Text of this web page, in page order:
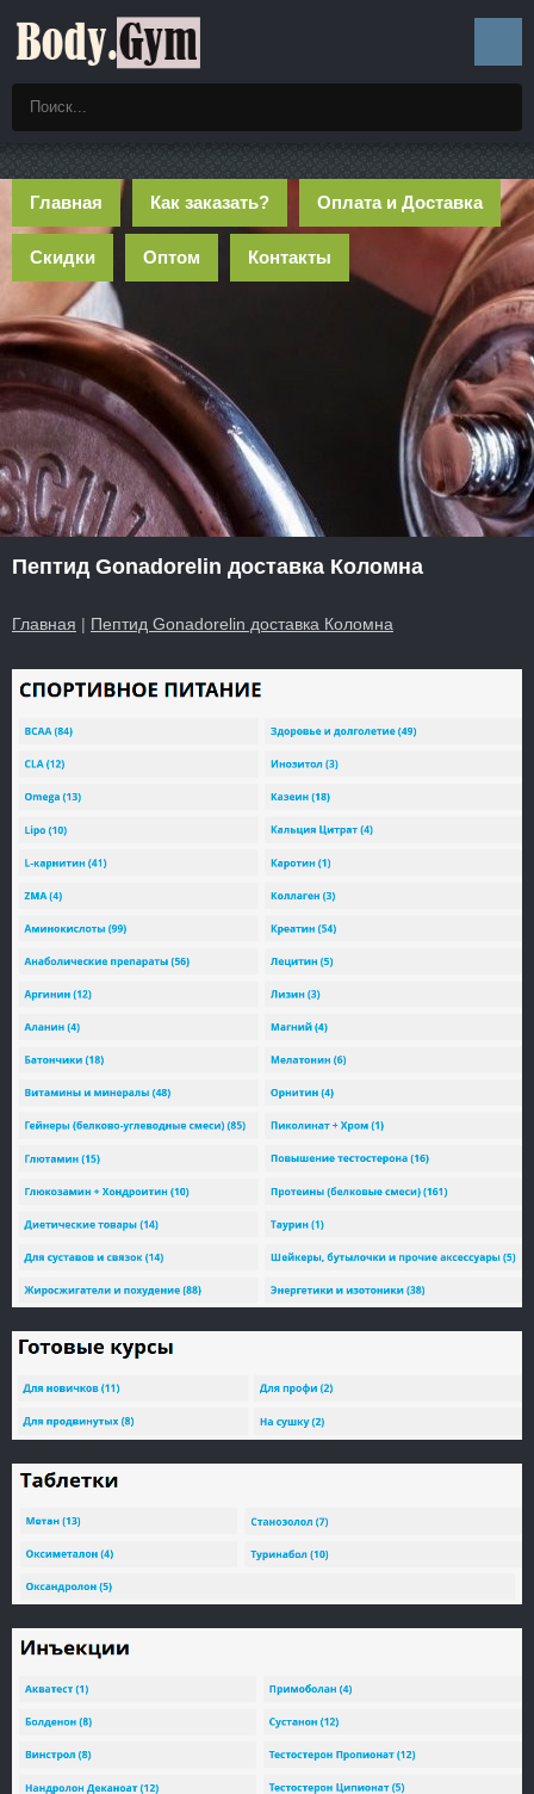
Главная Как заказать? Оплата и Доставка
Скидки Оптом Контакты
Пептид Gonadorelin доставка Коломна
Главная | Пептид Gonadorelin доставка Коломна